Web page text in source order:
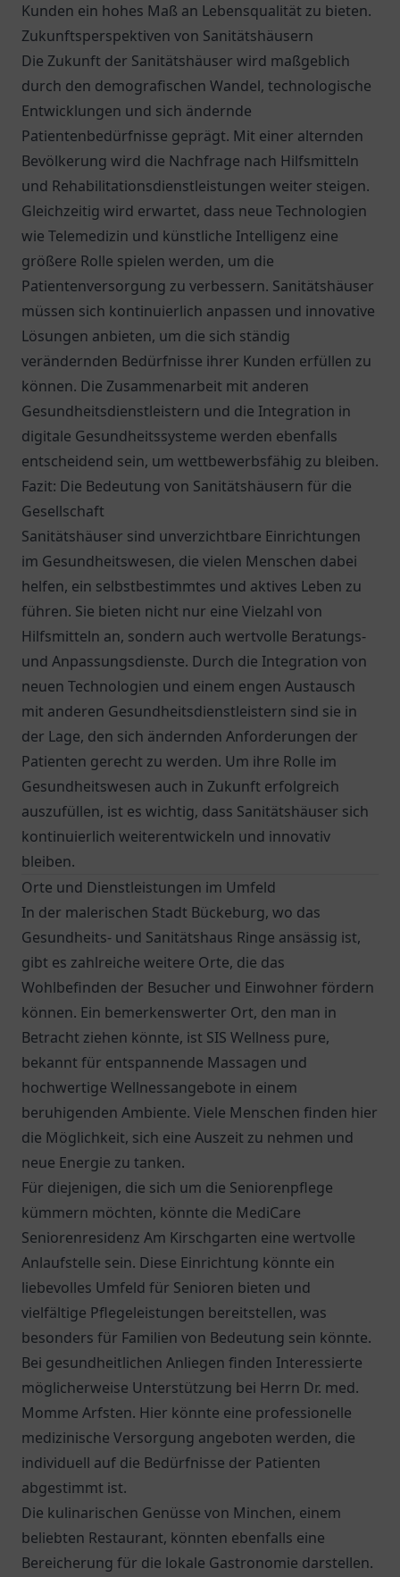
Kunden ein hohes Maß an Lebensqualität zu bieten.
Zukunftsperspektiven von Sanitätshäusern
Die Zukunft der Sanitätshäuser wird maßgeblich
durch den demografischen Wandel, technologische
Entwicklungen und sich ändernde
Patientenbedürfnisse geprägt. Mit einer alternden
Bevölkerung wird die Nachfrage nach Hilfsmitteln
und Rehabilitationsdienstleistungen weiter steigen.
Gleichzeitig wird erwartet, dass neue Technologien
wie Telemedizin und künstliche Intelligenz eine
größere Rolle spielen werden, um die
Patientenversorgung zu verbessern. Sanitätshäuser
müssen sich kontinuierlich anpassen und innovative
Lösungen anbieten, um die sich ständig
verändernden Bedürfnisse ihrer Kunden erfüllen zu
können. Die Zusammenarbeit mit anderen
Gesundheitsdienstleistern und die Integration in
digitale Gesundheitssysteme werden ebenfalls
entscheidend sein, um wettbewerbsfähig zu bleiben.
Fazit: Die Bedeutung von Sanitätshäusern für die
Gesellschaft
Sanitätshäuser sind unverzichtbare Einrichtungen
im Gesundheitswesen, die vielen Menschen dabei
helfen, ein selbstbestimmtes und aktives Leben zu
führen. Sie bieten nicht nur eine Vielzahl von
Hilfsmitteln an, sondern auch wertvolle Beratungs-
und Anpassungsdienste. Durch die Integration von
neuen Technologien und einem engen Austausch
mit anderen Gesundheitsdienstleistern sind sie in
der Lage, den sich ändernden Anforderungen der
Patienten gerecht zu werden. Um ihre Rolle im
Gesundheitswesen auch in Zukunft erfolgreich
auszufüllen, ist es wichtig, dass Sanitätshäuser sich
kontinuierlich weiterentwickeln und innovativ
bleiben.
Orte und Dienstleistungen im Umfeld
In der malerischen Stadt Bückeburg, wo das
Gesundheits- und Sanitätshaus Ringe ansässig ist,
gibt es zahlreiche weitere Orte, die das
Wohlbefinden der Besucher und Einwohner fördern
können. Ein bemerkenswerter Ort, den man in
Betracht ziehen könnte, ist SIS Wellness pure,
bekannt für entspannende Massagen und
hochwertige Wellnessangebote in einem
beruhigenden Ambiente. Viele Menschen finden hier
die Möglichkeit, sich eine Auszeit zu nehmen und
neue Energie zu tanken.
Für diejenigen, die sich um die Seniorenpflege
kümmern möchten, könnte die MediCare
Seniorenresidenz Am Kirschgarten eine wertvolle
Anlaufstelle sein. Diese Einrichtung könnte ein
liebevolles Umfeld für Senioren bieten und
vielfältige Pflegeleistungen bereitstellen, was
besonders für Familien von Bedeutung sein könnte.
Bei gesundheitlichen Anliegen finden Interessierte
möglicherweise Unterstützung bei Herrn Dr. med.
Momme Arfsten. Hier könnte eine professionelle
medizinische Versorgung angeboten werden, die
individuell auf die Bedürfnisse der Patienten
abgestimmt ist.
Die kulinarischen Genüsse von Minchen, einem
beliebten Restaurant, könnten ebenfalls eine
Bereicherung für die lokale Gastronomie darstellen.